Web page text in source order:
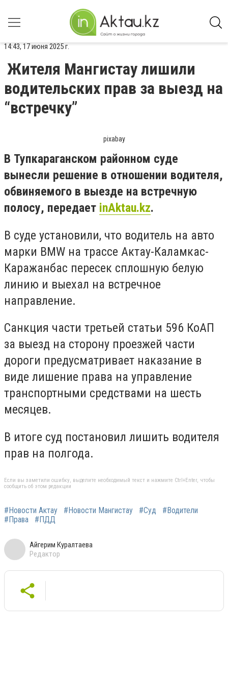
14:43, 17 июня 2025 г.
Жителя Мангистау лишили
водительских прав за выезд на
“встречку”
pixabay
В Тупкараганском районном суде
вынесли решение в отношении водителя,
обвиняемого в выезде на встречную
полосу, передает inAktau.kz.
В суде установили, что водитель на авто
марки BMW на трассе Актау-Каламкас-
Каражанбас пересек сплошную белую
линию и выехал на встречное
направление.
Санкция части третьей статьи 596 КоАП
за выезд на сторону проезжей части
дороги предусматривает наказание в
виде лишение права на управление
транспортными средствами на шесть
месяцев.
В итоге суд постановил лишить водителя
прав на полгода.
Если вы заметили ошибку, выделите необходимый текст и нажмите Ctrl+Enter, чтобы
сообщить об этом редакции
#Новости Актау #Новости Мангистау #Суд
#Водители
#Права
#ПДД
Айгерим Куралтаева
Редактор